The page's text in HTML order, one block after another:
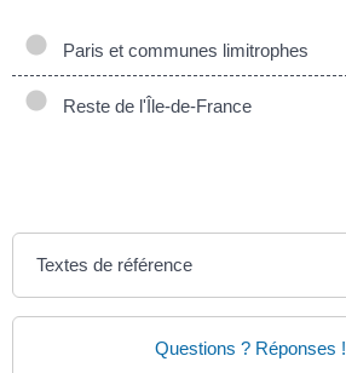
Paris et communes limitrophes
Reste de l'Île-de-France
Textes de référence
Questions ? Réponses !